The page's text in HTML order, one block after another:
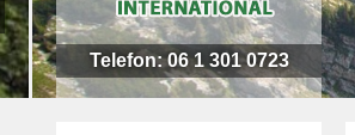
Telefon: 06 1 301 0723